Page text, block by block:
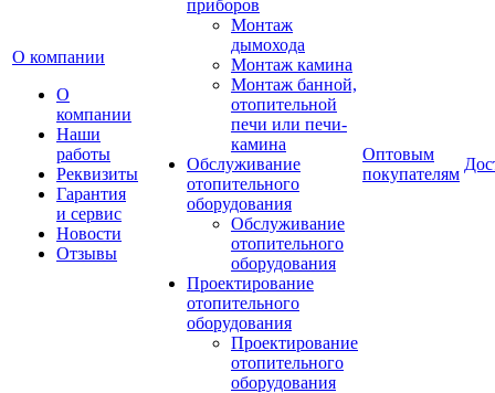
О компании
О
компании
Наши
работы
Реквизиты
Гарантия
и сервис
Новости
Отзывы
приборов
Монтаж
дымохода
Монтаж камина
Монтаж банной,
отопительной
печи или печи-
камина
Обслуживание
отопительного
оборудования
Обслуживание
отопительного
оборудования
Проектирование
отопительного
оборудования
Проектирование
отопительного
оборудования
Оптовым
покупателям